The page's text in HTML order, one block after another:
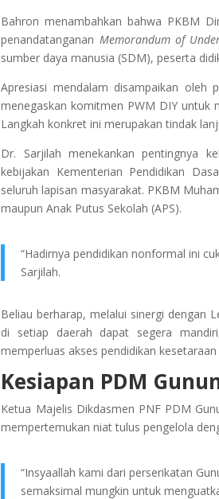
Bahron menambahkan bahwa PKBM
penandatanganan Memorandum of
sumber daya manusia (SDM), peserta
Apresiasi mendalam disampaikan oleh
menegaskan komitmen PWM DIY untuk
Langkah konkret ini merupakan tindak
Dr. Sarjilah menekankan pentingnya
kebijakan Kementerian Pendidikan
seluruh lapisan masyarakat. PKBM
maupun Anak Putus Sekolah (APS).
“Hadirnya pendidikan nonformal ini
Sarjilah.
Beliau berharap, melalui sinergi dengan
di setiap daerah dapat segera
memperluas akses pendidikan
Kesiapan PDM
Ketua Majelis Dikdasmen PNF PDM
mempertemukan niat tulus pengelola
“Insyaallah kami dari perserikatan
semaksimal mungkin untuk